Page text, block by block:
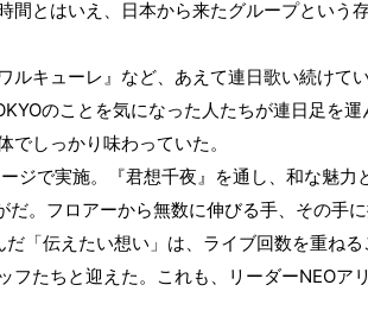
とはいえ、日本から来たグループという
キューレ』など、あえて連日歌い続けて
のことを気になった人たちが連日足を
しっかり味わっていた。
ジで実施。『君想千夜』を通し、和な魅力
。フロアーから無数に伸びる手、その手
だ「伝えたい想い」は、ライブ回数を重ねる
フたちと迎えた。これも、リーダーNEOア